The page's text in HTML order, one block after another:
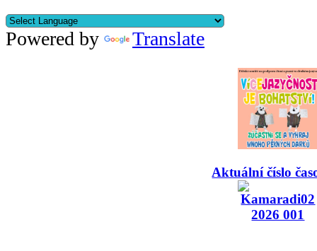
Powered by Translate
Aktuální číslo